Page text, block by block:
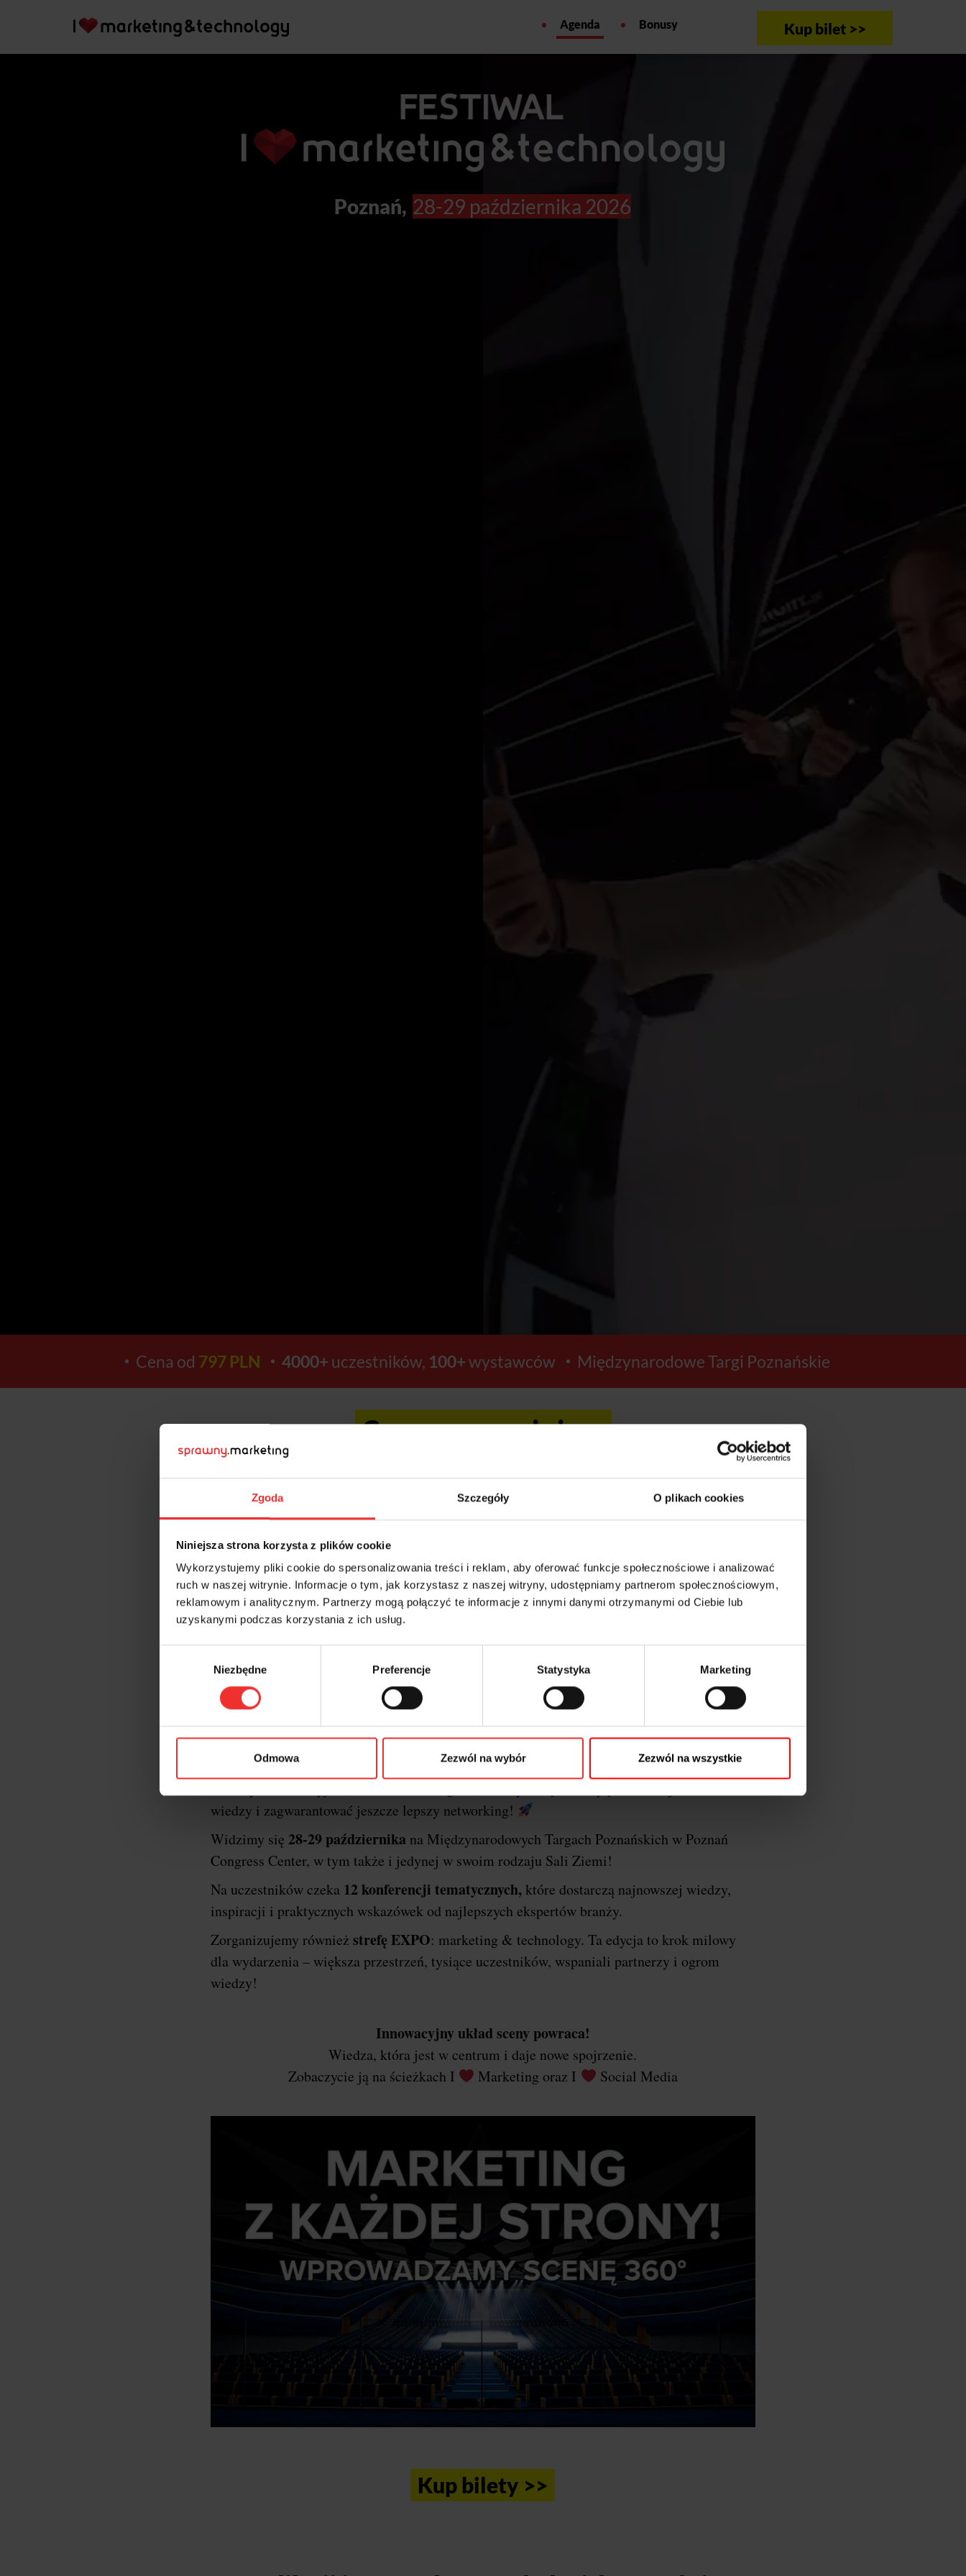
Zgoda Szczegóły O plikach cookies
Niniejsza strona korzysta z plików cookie
Wykorzystujemy pliki cookie do spersonalizowania treści i reklam, aby oferować funkcje społecznościowe i analizować
ruch w naszej witrynie. Informacje o tym, jak korzystasz z naszej witryny, udostępniamy partnerom społecznościowym,
reklamowym i analitycznym. Partnerzy mogą połączyć te informacje z innymi danymi otrzymanymi od Ciebie lub
uzyskanymi podczas korzystania z ich usług.
Niezbędne Preferencje Statystyka Marketing
Odmowa Zezwól na wybór Zezwól na wszystkie
Kup bilet >>
Agenda Bonusy
Poznań, 28-29 października 2026
Cena od 797 PLN 4000+ uczestników, 100+wystawców Międzynarodowe Targi Poznańskie
Ceny wzrosną już za:
15
DNI
4
GODZIN
42 12
Kup bilety >>
Krótko o festiwalu i dlaczego Poznań…
XXII edycja konferencjiI
Marketing & Technology powraca do stolicy Wielkopolski, a
oficjalnym gospodarzem wydarzenia będzie miastoPoznań
Ponownie razem łączymy
wiedzy i zagwarantować jeszcze lepszy networking!
Widzimy się 28-29 października na Międzynarodowych Targach Poznańskich w Poznań
Congress Center, w tym także i jedynej w swoim rodzaju Sali Ziemi!
Na uczestników czeka 12 konferencji tematycznych,które dostarczą najnowszej wiedzy,
inspiracji i praktycznych wskazówek od najlepszych ekspertów branży.
Zorganizujemy również strefę EXPO: marketing & technology. Ta edycja to krok milowy
dla wydarzenia – większa przestrzeń, tysiące uczestników, wspaniali partnerzy i ogrom
wiedzy!
Innowacyjny układ sceny powraca!
Wiedza, która jest w centrum i daje nowe spojrzenie.
Zobaczycie ją na ścieżkach I
Marketing oraz I Social Media
Kup bilety >>